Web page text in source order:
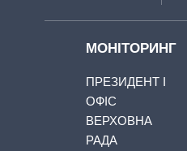
МОНІТОРИНГ
ПРЕЗИДЕНТ І
ОФІС
ВЕРХОВНА
РАДА